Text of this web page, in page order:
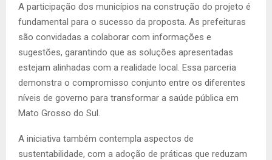
A participação dos municípios na construção do projeto é
fundamental para o sucesso da proposta. As prefeituras
são convidadas a colaborar com informações e
sugestões, garantindo que as soluções apresentadas
estejam alinhadas com a realidade local. Essa parceria
demonstra o compromisso conjunto entre os diferentes
níveis de governo para transformar a saúde pública em
Mato Grosso do Sul.
A iniciativa também contempla aspectos de
sustentabilidade, com a adoção de práticas que reduzam